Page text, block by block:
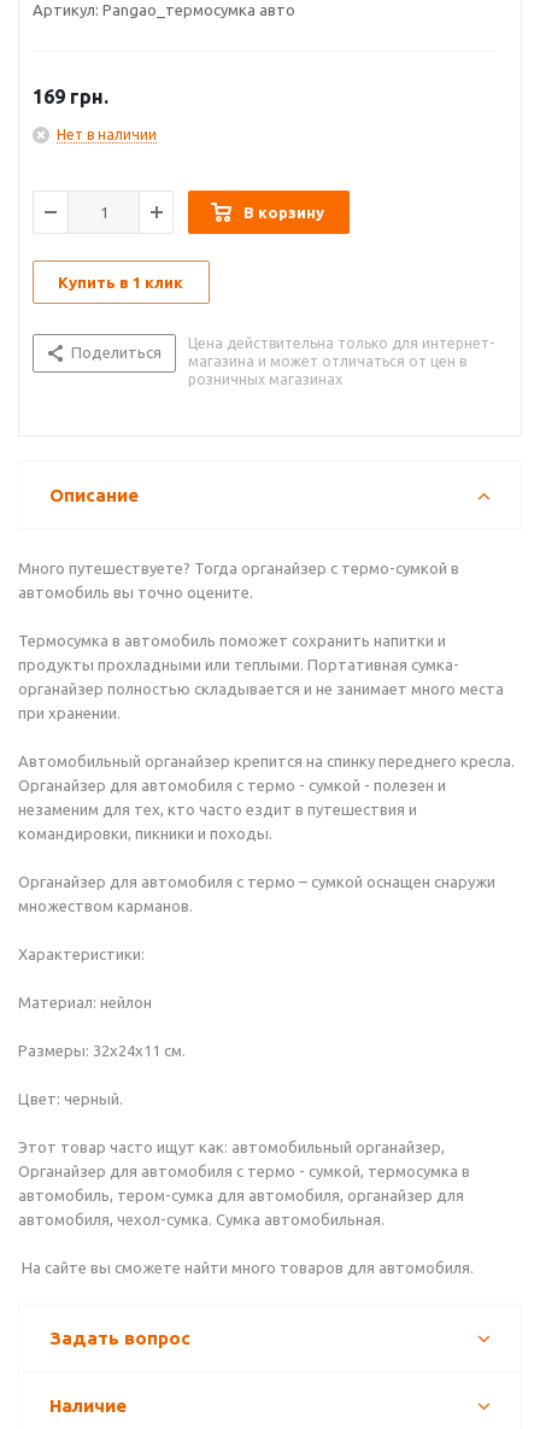
Артикул: Pangao_термосумка авто
169 грн.
Нет в наличии
В корзину
Купить в 1 клик
Поделиться
Цена действительна только для интернет-
магазина и может отличаться от цен в
розничных магазинах
Описание
Много путешествуете? Тогда органайзер с термо-сумкой в
автомобиль вы точно оцените.
Термосумка в автомобиль поможет сохранить напитки и
продукты прохладными или теплыми. Портативная сумка-
органайзер полностью складывается и не занимает много места
при хранении.
Автомобильный органайзер крепится на спинку переднего кресла.
Органайзер для автомобиля с термо - сумкой - полезен и
незаменим для тех, кто часто ездит в путешествия и
командировки, пикники и походы.
Органайзер для автомобиля с термо – сумкой оснащен снаружи
множеством карманов.
Характеристики:
Материал: нейлон
Размеры: 32х24х11 см.
Цвет: черный.
Этот товар часто ищут как: автомобильный органайзер,
Органайзер для автомобиля с термо - сумкой, термосумка в
автомобиль, тером-сумка для автомобиля, органайзер для
автомобиля, чехол-сумка. Сумка автомобильная.
На сайте вы сможете найти много товаров для автомобиля.
Задать вопрос
Наличие